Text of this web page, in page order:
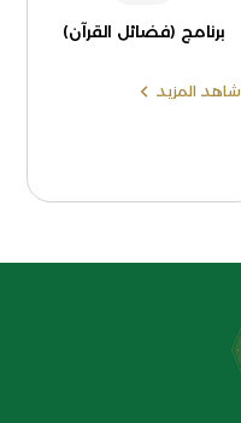
برنامج (فضائل القرآن)
شاهد المزيد